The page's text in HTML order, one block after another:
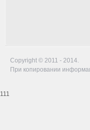
Copyright © 2011 - 2014.
При копировании
111